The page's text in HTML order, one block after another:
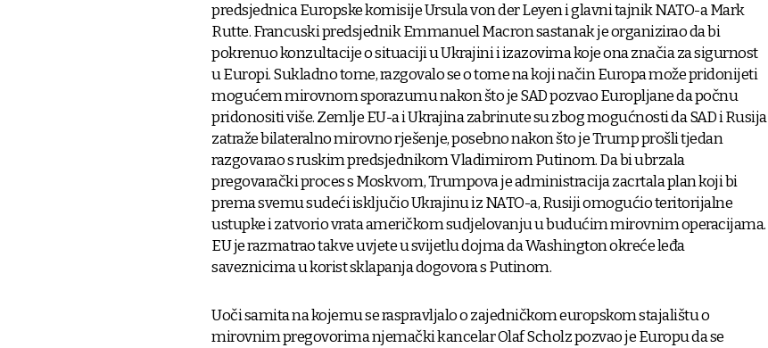
predsjednica Europske komisije Ursula von der Leyen i glavni tajnik NATO-a Mark
Rutte. Francuski predsjednik Emmanuel Macron sastanak je organizirao da bi
pokrenuo konzultacije o situaciji u Ukrajini i izazovima koje ona značia za sigurnost
u Europi. Sukladno tome, razgovalo se o tome na koji način Europa može pridonijeti
mogućem mirovnom sporazumu nakon što je SAD pozvao Europljane da počnu
pridonositi više. Zemlje EU-a i Ukrajina zabrinute su zbog mogućnosti da SAD i Rusija
zatraže bilateralno mirovno rješenje, posebno nakon što je Trump prošli tjedan
razgovarao s ruskim predsjednikom Vladimirom Putinom. Da bi ubrzala
pregovarački proces s Moskvom, Trumpova je administracija zacrtala plan koji bi
prema svemu sudeći isključio Ukrajinu iz NATO-a, Rusiji omogućio teritorijalne
ustupke i zatvorio vrata američkom sudjelovanju u budućim mirovnim operacijama.
EU je razmatrao takve uvjete u svijetlu dojma da Washington okreće leđa
saveznicima u korist sklapanja dogovora s Putinom.
Uoči samita na kojemu se raspravljalo o zajedničkom europskom stajalištu o
mirovnim pregovorima njemački kancelar Olaf Scholz pozvao je Europu da se